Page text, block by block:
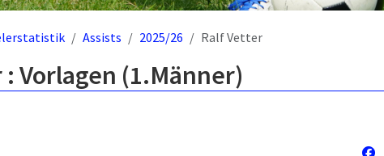
Assists 2025/26 Ralf Vetter
Vorlagen (1.Männer)